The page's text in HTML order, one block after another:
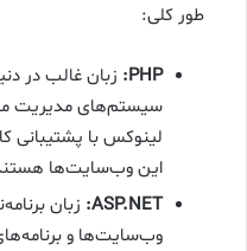
طور کلی:
PHP: زبان غالب در
سیستم‌های مدیریت
این وب‌سایت‌ها
ASP.NET: زبان
وب‌سایت‌ها و